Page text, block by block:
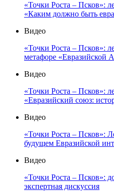
«Точки Роста – Псков»:
«Каким должно быть
Видео
«Точки Роста – Псков»:
метафоре «Евразийской
Видео
«Точки Роста – Псков»:
«Евразийский союз:
Видео
«Точки Роста – Псков»:
будущем Евразийской
Видео
«Точки Роста – Псков»:
экспертная дискуссия